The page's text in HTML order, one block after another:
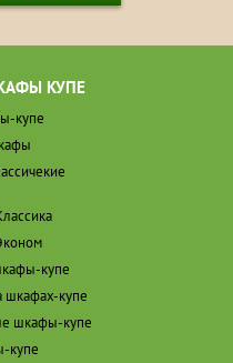
КУПЕ
купе
купе
шкафах-купе
шкафы-купе
купе